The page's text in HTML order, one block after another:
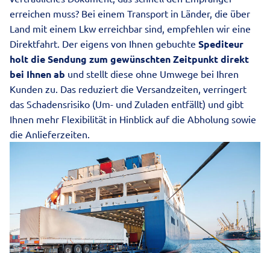
erreichen muss? Bei einem Transport in Länder, die über
Land mit einem Lkw erreichbar sind, empfehlen wir eine
Direktfahrt. Der eigens von Ihnen gebuchte Spediteur
holt die Sendung zum gewünschten Zeitpunkt direkt
bei Ihnen ab und stellt diese ohne Umwege bei Ihren
Kunden zu. Das reduziert die Versandzeiten, verringert
das Schadensrisiko (Um- und Zuladen entfällt) und gibt
Ihnen mehr Flexibilität in Hinblick auf die Abholung sowie
die Anlieferzeiten.